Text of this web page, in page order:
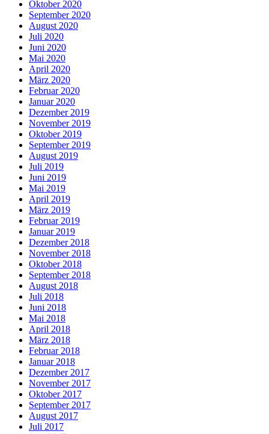
Oktober 2020
September 2020
August 2020
Juli 2020
Juni 2020
Mai 2020
April 2020
März 2020
Februar 2020
Januar 2020
Dezember 2019
November 2019
Oktober 2019
September 2019
August 2019
Juli 2019
Juni 2019
Mai 2019
April 2019
März 2019
Februar 2019
Januar 2019
Dezember 2018
November 2018
Oktober 2018
September 2018
August 2018
Juli 2018
Juni 2018
Mai 2018
April 2018
März 2018
Februar 2018
Januar 2018
Dezember 2017
November 2017
Oktober 2017
September 2017
August 2017
Juli 2017